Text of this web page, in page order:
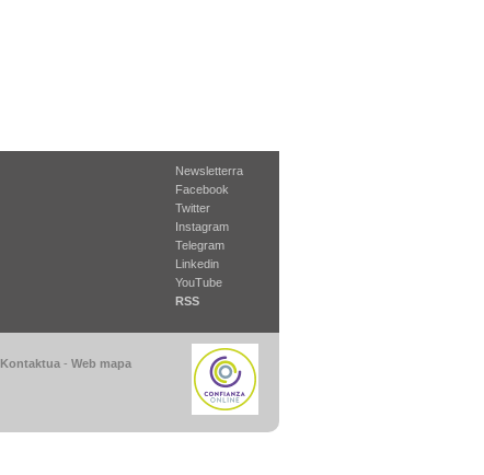
Newsletterra
Facebook
Twitter
Instagram
Telegram
Linkedin
YouTube
RSS
Kontaktua - Web mapa